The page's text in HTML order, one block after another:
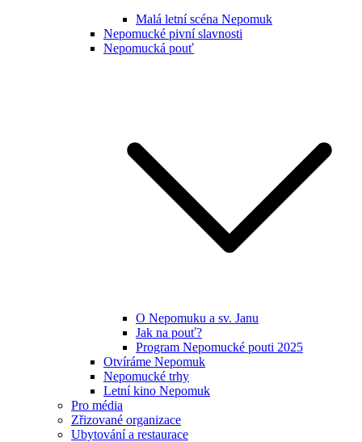
Malá letní scéna Nepomuk
Nepomucké pivní slavnosti
Nepomucká pouť
O Nepomuku a sv. Janu
Jak na pouť?
Program Nepomucké pouti 2025
Otvíráme Nepomuk
Nepomucké trhy
Letní kino Nepomuk
Pro média
Zřizované organizace
Ubytování a restaurace